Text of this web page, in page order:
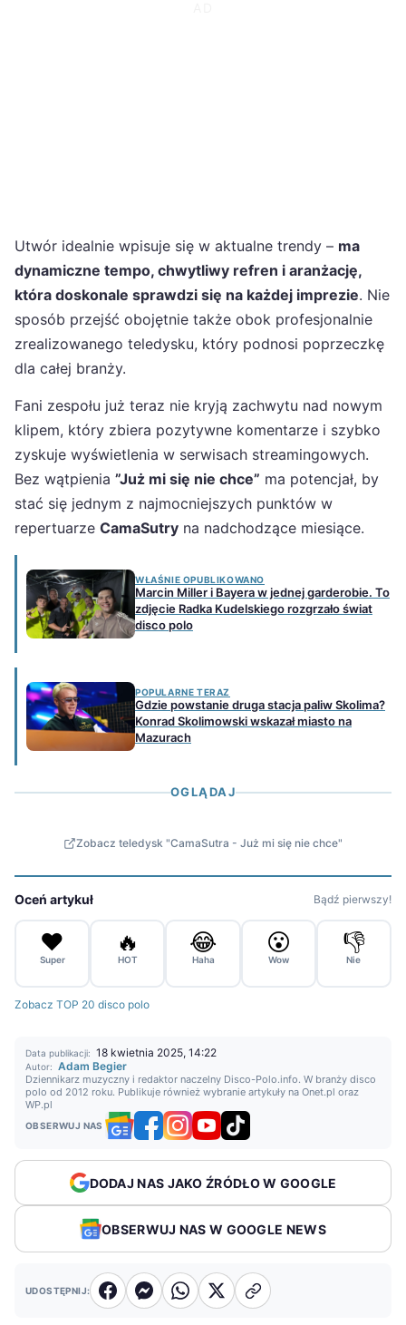
Utwór idealnie wpisuje się w aktualne trendy – ma
dynamiczne tempo, chwytliwy refren i aranżację,
która doskonale sprawdzi się na każdej imprezie. Nie
sposób przejść obojętnie także obok profesjonalnie
zrealizowanego teledysku, który podnosi poprzeczkę
dla całej branży.
Fani zespołu już teraz nie kryją zachwytu nad nowym
klipem, który zbiera pozytywne komentarze i szybko
zyskuje wyświetlenia w serwisach streamingowych.
Bez wątpienia ”Już mi się nie chce” ma potencjał, by
stać się jednym z najmocniejszych punktów w
repertuarze CamaSutry na nadchodzące miesiące.
WŁAŚNIE OPUBLIKOWANO
Marcin Miller i Bayera w jednej garderobie. To
zdjęcie Radka Kudelskiego rozgrzało świat
disco polo
POPULARNE TERAZ
Gdzie powstanie druga stacja paliw Skolima?
Konrad Skolimowski wskazał miasto na
Mazurach
OGLĄDAJ
Zobacz teledysk "CamaSutra - Już mi się nie chce"
Oceń artykuł Bądź pierwszy!
❤️
Super
🔥
HOT
😂
Haha
😮
Wow
👎
Nie
Zobacz TOP 20 disco polo
Data publikacji: 18 kwietnia 2025, 14:22
Autor: Adam Begier
Dziennikarz muzyczny i redaktor naczelny Disco-Polo.info. W branży disco
polo od 2012 roku. Publikuje również wybranie artykuły na Onet.pl oraz
WP.pl
OBSERWUJ NAS
DODAJ NAS JAKO ŹRÓDŁO W GOOGLE
OBSERWUJ NAS W GOOGLE NEWS
UDOSTĘPNIJ: